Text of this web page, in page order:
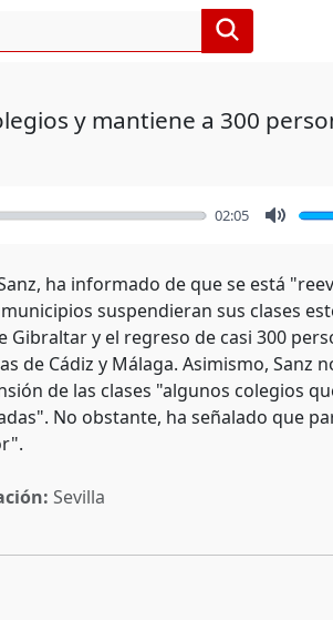
y mantiene a 300
02:05
ha informado de que se está
suspendieran sus clases
y el regreso de casi 300
de Cádiz y Málaga. Asimismo, Sanz
de las clases "algunos colegios
No obstante, ha señalado que
Sevilla